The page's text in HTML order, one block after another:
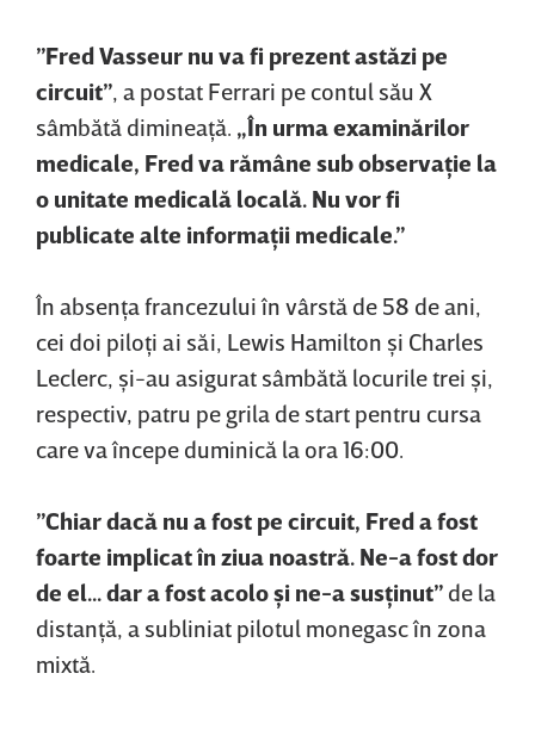
”Fred Vasseur nu va fi prezent astăzi pe
circuit”, a postat Ferrari pe contul său X
sâmbătă dimineaţă. „În urma examinărilor
medicale, Fred va rămâne sub observaţie la
o unitate medicală locală. Nu vor fi
publicate alte informaţii medicale.”
În absenţa francezului în vârstă de 58 de ani,
cei doi piloţi ai săi, Lewis Hamilton şi Charles
Leclerc, şi-au asigurat sâmbătă locurile trei şi,
respectiv, patru pe grila de start pentru cursa
care va începe duminică la ora 16:00.
”Chiar dacă nu a fost pe circuit, Fred a fost
foarte implicat în ziua noastră. Ne-a fost dor
de el... dar a fost acolo şi ne-a susţinut” de la
distanţă, a subliniat pilotul monegasc în zona
mixtă.